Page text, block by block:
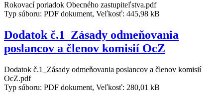
Rokovací poriadok Obecného zastupiteľstva.pdf
Typ súboru: PDF dokument, Veľkosť: 445,98 kB
Dodatok č.1_Zásady odmeňovania
poslancov a členov komisií OcZ
Dodatok č.1_Zásady odmeňovania poslancov a členov komisií
OcZ.pdf
Typ súboru: PDF dokument, Veľkosť: 280,01 kB